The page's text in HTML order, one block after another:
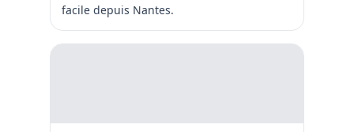
facile depuis Nantes.